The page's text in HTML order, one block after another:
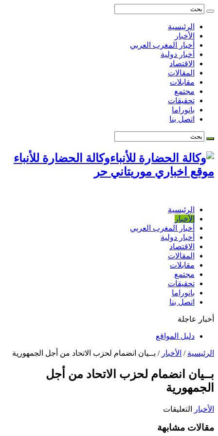
الرئيسية
الأخبار
أخبار المغرب العربي
أخبار دولية
الاقتصاد
المقالات
مقابلات
مجتمع
تحقيقات
بانوراما
اتصل بنا
وكالة الحضارة للأنباء
موقع اخباري موريتاني حر
الرئيسية
الأخبار
أخبار المغرب العربي
أخبار دولية
الاقتصاد
المقالات
مقابلات
مجتمع
تحقيقات
بانوراما
اتصل بنا
أخبار عاجلة
دليل المواقع
الرئيسية / الأخبار / بــيان انضمام لحزب الاتحاد من أجل الجمهورية
بــيان انضمام لحزب الاتحاد من أجل
الجمهورية
الأخبار التعليقات
انضماممقالات مشابهة